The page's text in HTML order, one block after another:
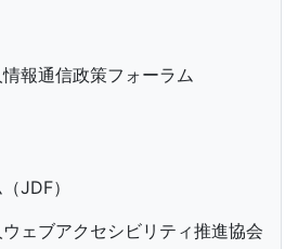
報通信政策フォーラム
JDF）
ェブアクセシビリティ推進協会